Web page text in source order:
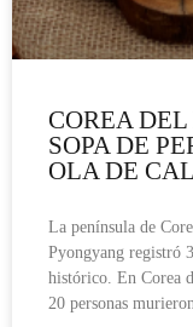
COREA
SOPA DE
OLA DE
La península de
Pyongyang registró
histórico. En Corea
20 personas